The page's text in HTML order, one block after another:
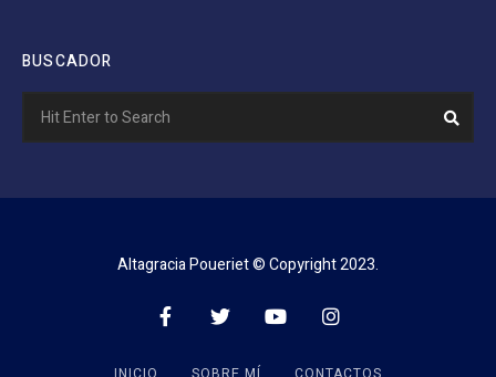
BUSCADOR
for:
Altagracia Poueriet © Copyright 2023.